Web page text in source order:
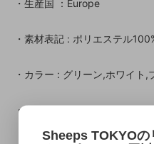
・生産国 ：Europe
・素材表記 : ポリエステル
・カラー : グリーン,ホワイト,
・年代 ： ー
Sheeps TOKYOの